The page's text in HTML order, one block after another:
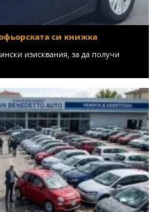
си книжка
изисквания, за да получи